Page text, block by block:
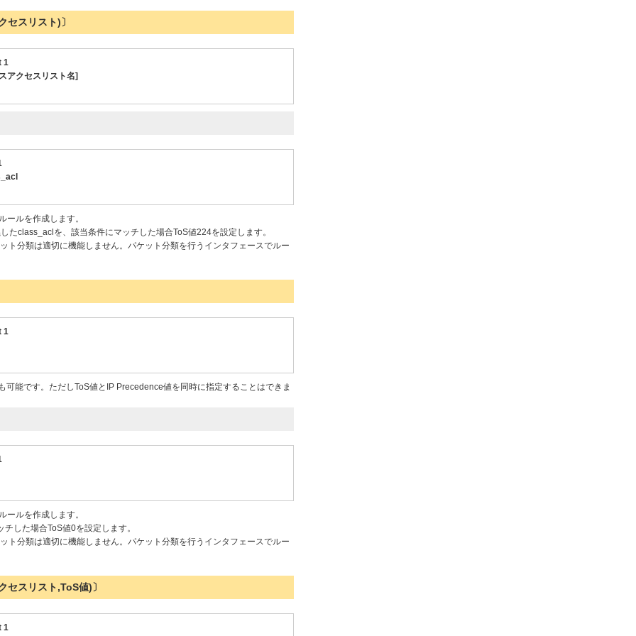
セスリスト)〕
1
アクセスリスト名]
ルを作成します。
たclass_aclを、該当条件にマッチした場合ToS値224を設定します。
ト分類は適切に機能しません。パケット分類を行うインタフェースでルー
1
能です。ただしToS値とIP Precedence値を同時に指定することはできま
ルを作成します。
した場合ToS値0を設定します。
ト分類は適切に機能しません。パケット分類を行うインタフェースでルー
セスリスト,ToS値)〕
1